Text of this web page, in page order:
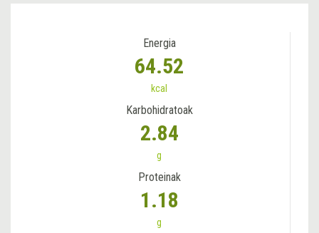
Energia
64.52
kcal
Karbohidratoak
2.84
g
Proteinak
1.18
g